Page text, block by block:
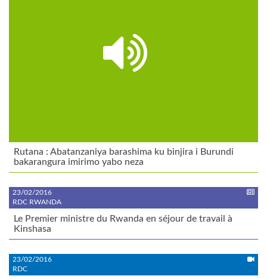
Rutana : Abatanzaniya barashima ku binjira i Burundi
bakarangura imirimo yabo neza
23/02/2016
RDC RWANDA
Le Premier ministre du Rwanda en séjour de travail à
Kinshasa
23/02/2016
RDC